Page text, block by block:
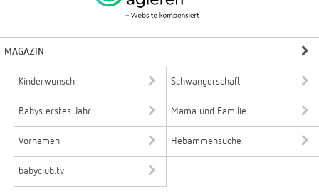
MAGAZIN
Kinderwunsch Schwangerschaft
Babys erstes Jahr Mama und Familie
Vornamen Hebammensuche
babyclub.tv